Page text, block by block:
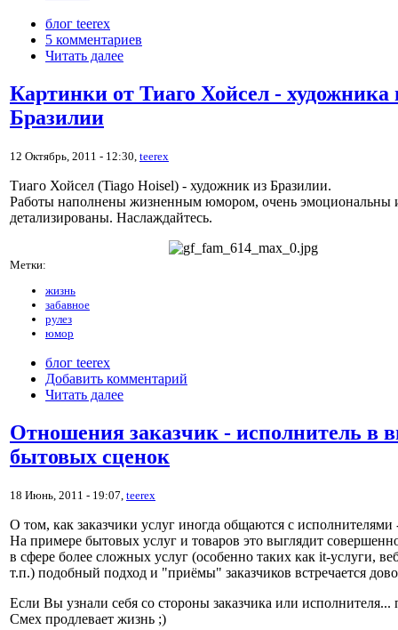
блог teerex
5 комментариев
Читать далее
Картинки от Тиаго Хойсел - художника
Бразилии
12 Октябрь, 2011 - 12:30, teerex
Тиаго Хойсел (Tiago Hoisel) - художник из Бразилии.
Работы наполнены жизненным юмором, очень эмоциональны
детализированы. Наслаждайтесь.
Метки:
жизнь
забавное
рулез
юмор
блог teerex
Добавить комментарий
Читать далее
Отношения заказчик - исполнитель в
бытовых сценок
18 Июнь, 2011 - 19:07, teerex
О том, как заказчики услуг иногда общаются с исполнителями
На примере бытовых услуг и товаров это выглядит
в сфере более сложных услуг (особенно таких как it-услуги,
т.п.) подобный подход и "приёмы" заказчиков встречается
Если Вы узнали себя со стороны заказчика или исполнителя...
Смех продлевает жизнь ;)